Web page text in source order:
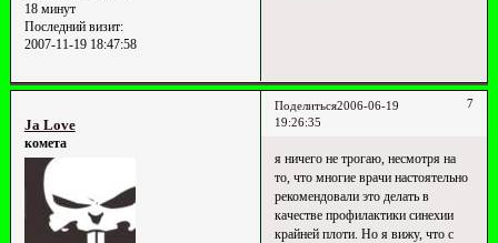
18 минут
Последний визит:
2007-11-19 18:47:58
Поделиться 7
2006-06-19
19:26:35
Ja Love
комета
я ничего не трогаю, несмотря на
то, что многие врачи настоятельно
рекомендовали это делать в
качестве профилактики синехии
крайней плоти. Но я вижу, что с